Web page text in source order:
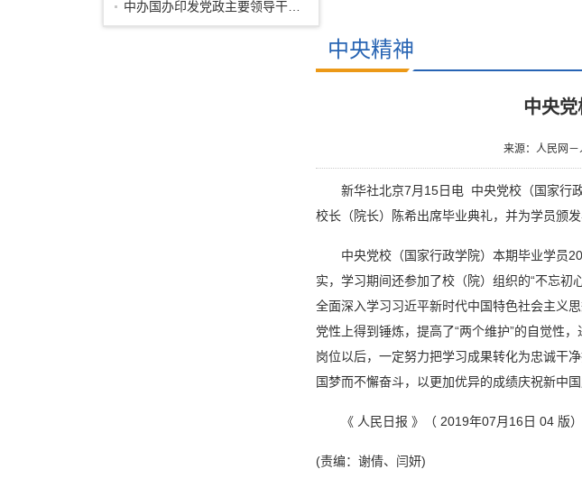
中央精神
中央
来源：人民网－
新华社北京7月15日电 中央党校（国家行
校长（院长）陈希出席毕业典礼，并为学员颁发
中央党校（国家行政学院）本期毕业学员
实，学习期间还参加了校（院）组织的“不忘
全面深入学习习近平新时代中国特色社会主义
党性上得到锤炼，提高了“两个维护”的自觉性
岗位以后，一定努力把学习成果转化为忠诚干
国梦而不懈奋斗，以更加优异的成绩庆祝新中国
《 人民日报 》（ 2019年07月16日 04 版）
(责编：谢倩、闫妍)